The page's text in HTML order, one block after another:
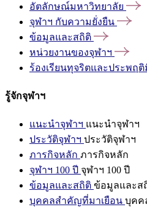
อัตลักษณ์มหาวิทยาลัย
จุฬาฯ กับความยั่งยืน
ข้อมูลและสถิติ
หน่วยงานของจุฬาฯ
ร้องเรียนทุจริตและประพฤ
รู้จักจุฬาฯ
แนะนำจุฬาฯ แนะนำจุฬาฯ
ประวัติจุฬาฯ ประวัติจุฬาฯ
ภารกิจหลัก ภารกิจหลัก
จุฬาฯ 100 ปี จุฬาฯ 100 ปี
ข้อมูลและสถิติ ข้อมูลและส
บุคคลสำคัญที่มาเยือน บุคค